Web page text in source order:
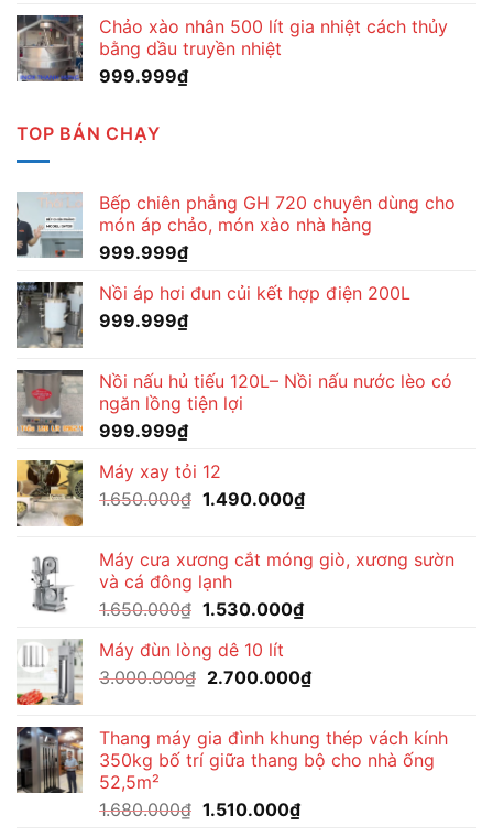
Chảo xào nhân 500 lít gia nhiệt cách thủy
bằng dầu truyền nhiệt
999.999₫
TOP BÁN CHẠY
Bếp chiên phẳng GH 720 chuyên dùng cho
món áp chảo, món xào nhà hàng
999.999₫
Nồi áp hơi đun củi kết hợp điện 200L
999.999₫
Nồi nấu hủ tiếu 120L– Nồi nấu nước lèo có
ngăn lồng tiện lợi
999.999₫
Máy xay tỏi 12
1.650.000₫ Giá
1.650.000₫.
1.490.000₫Giá
là:
Máy cưa xương cắt móng giò, xương sườn
và cá đông lạnh
1.650.000₫ Giá
là:
1.650.000₫.
1.530.000₫Giá
là:
Máy đùn lòng dê 10 lít
3.000.000₫ Giá
3.000.000₫.
2.700.000₫Giá
là:
2.700.000₫.
Thang máy gia đình khung thép vách kính
350kg bố trí giữa thang bộ cho nhà ống
52,5m²
1.680.000₫ Giá
1.510.000₫Giá